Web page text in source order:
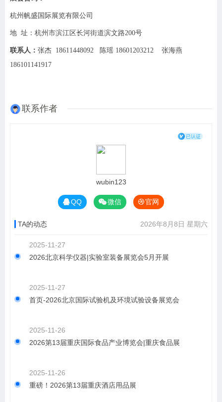
杭州帆盛国际展览有限公司
地 址：杭州市滨江区长河街道滨文路200号
联系人： 张杰 18611448092 陈瑶 18601203212 张海燕
186101141917
联系作者
wubin123
QQ 微信 官网
TA的动态 2026年8月8日 星期六
2025-11-27
2026北京科学仪器|实验室装备展览会5月开展
2025-11-27
首页-2026北京国际试验机及环境试验设备展览会
2025-11-26
2026第13届重庆国际食品产业博览会|重庆食品展
2025-11-26
重磅！2026第13届重庆酒店用品展